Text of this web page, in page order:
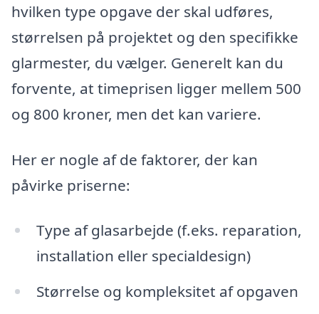
hvilken type opgave der skal udføres,
størrelsen på projektet og den specifikke
glarmester, du vælger. Generelt kan du
forvente, at timeprisen ligger mellem 500
og 800 kroner, men det kan variere.
Her er nogle af de faktorer, der kan
påvirke priserne:
Type af glasarbejde (f.eks. reparation,
installation eller specialdesign)
Størrelse og kompleksitet af opgaven